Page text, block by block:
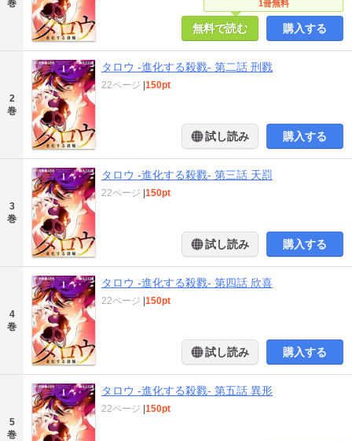
巻
1冊無料
無料で読む 購入する
2
巻
タロウ -進化する殺戮- 第二話 刑戮
22ページ |150pt
試し読み 購入する
3
巻
タロウ -進化する殺戮- 第三話 天罰
22ページ |150pt
試し読み 購入する
4
巻
タロウ -進化する殺戮- 第四話 欣喜
22ページ |150pt
試し読み 購入する
5
巻
タロウ -進化する殺戮- 第五話 異形
22ページ |150pt